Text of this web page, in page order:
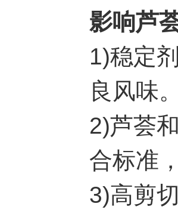
影响芦
1)稳定
良风味
2)芦荟
合标准
3)高剪